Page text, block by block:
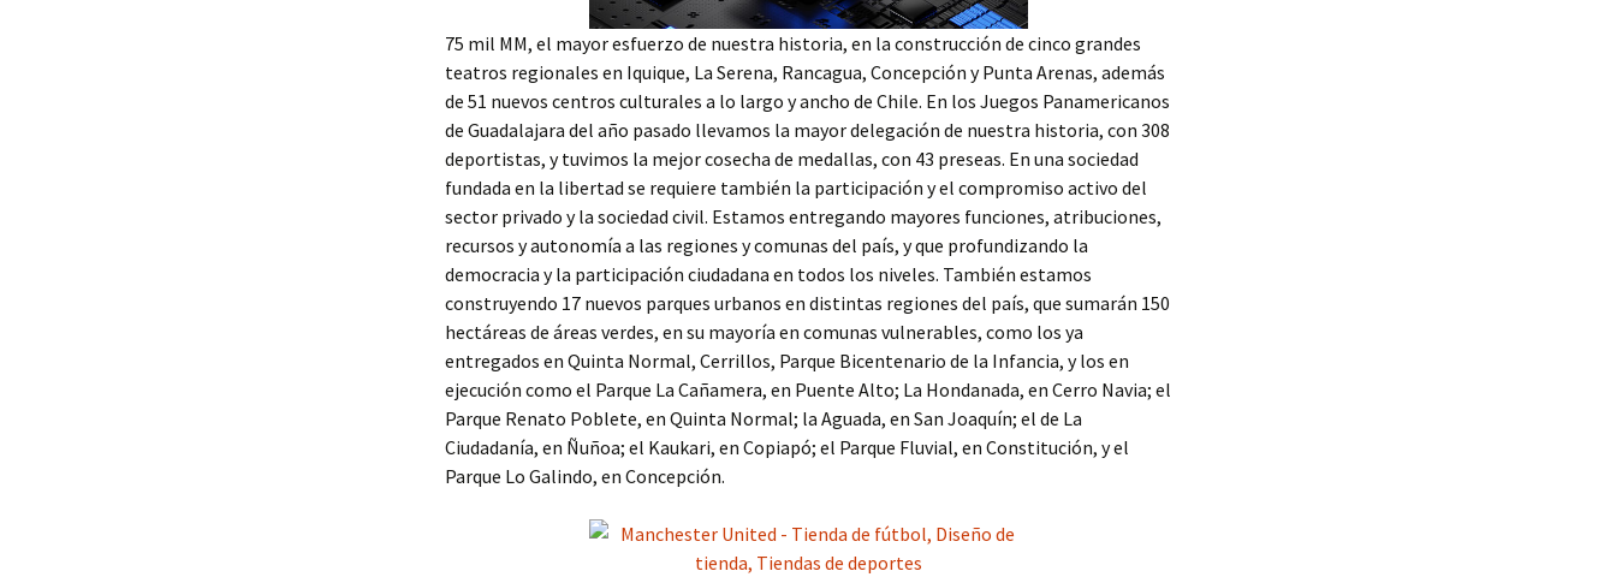
75 mil MM, el mayor esfuerzo de nuestra historia, en la construcción de cinco grandes
teatros regionales en Iquique, La Serena, Rancagua, Concepción y Punta Arenas, además
de 51 nuevos centros culturales a lo largo y ancho de Chile. En los Juegos Panamericanos
de Guadalajara del año pasado llevamos la mayor delegación de nuestra historia, con 308
deportistas, y tuvimos la mejor cosecha de medallas, con 43 preseas. En una sociedad
fundada en la libertad se requiere también la participación y el compromiso activo del
sector privado y la sociedad civil. Estamos entregando mayores funciones, atribuciones,
recursos y autonomía a las regiones y comunas del país, y que profundizando la
democracia y la participación ciudadana en todos los niveles. También estamos
construyendo 17 nuevos parques urbanos en distintas regiones del país, que sumarán 150
hectáreas de áreas verdes, en su mayoría en comunas vulnerables, como los ya
entregados en Quinta Normal, Cerrillos, Parque Bicentenario de la Infancia, y los en
ejecución como el Parque La Cañamera, en Puente Alto; La Hondanada, en Cerro Navia; el
Parque Renato Poblete, en Quinta Normal; la Aguada, en San Joaquín; el de La
Ciudadanía, en Ñuñoa; el Kaukari, en Copiapó; el Parque Fluvial, en Constitución, y el
Parque Lo Galindo, en Concepción.